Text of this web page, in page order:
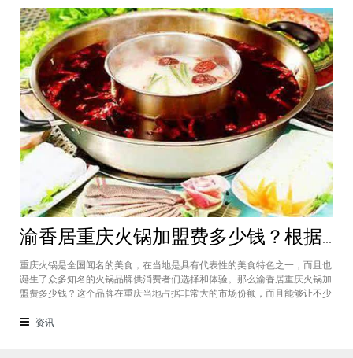
渝香居重庆火锅加盟费多少钱？根据所在城市进行规划非常合适创业
重庆火锅是全国闻名的美食，在当地是具有代表性的美食特色之一，而且也
诞生了众多知名的火锅品牌供消费者们选择和体验。那么渝香居重庆火锅加
盟费多少钱？这个品牌在重庆当地占据非常大的市场份额，而且能够让不少
者所在城市进行制定和规划的，渝香居重庆火锅加盟成为了大家心中非常合
资讯